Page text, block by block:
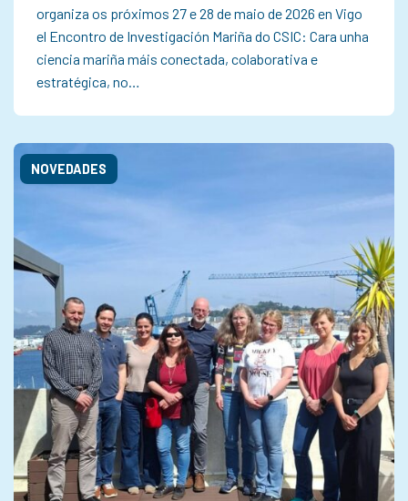
organiza os próximos 27 e 28 de maio de 2026 en Vigo
el Encontro de Investigación Mariña do CSIC: Cara unha
ciencia mariña máis conectada, colaborativa e
estratégica, no…
NOVEDADES